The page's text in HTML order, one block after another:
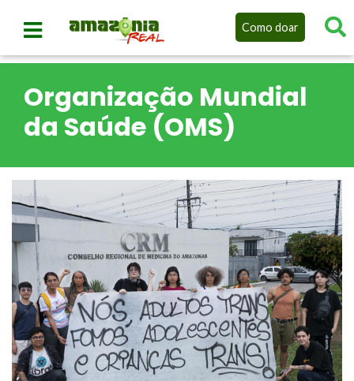
Como doar
Organização Mundial
da Saúde (OMS)